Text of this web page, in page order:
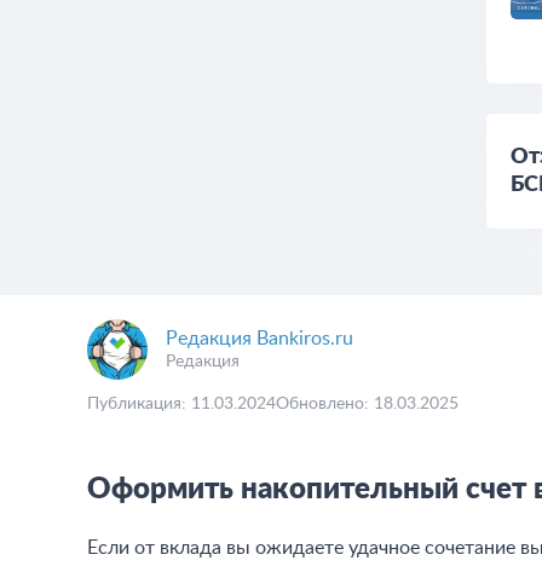
Редакция Bankiros.ru
Редакция
Публикация: 11.03.2024Обновлено: 18.03.2025
Оформить накопительный счет
Если от вклада вы ожидаете удачное сочетание